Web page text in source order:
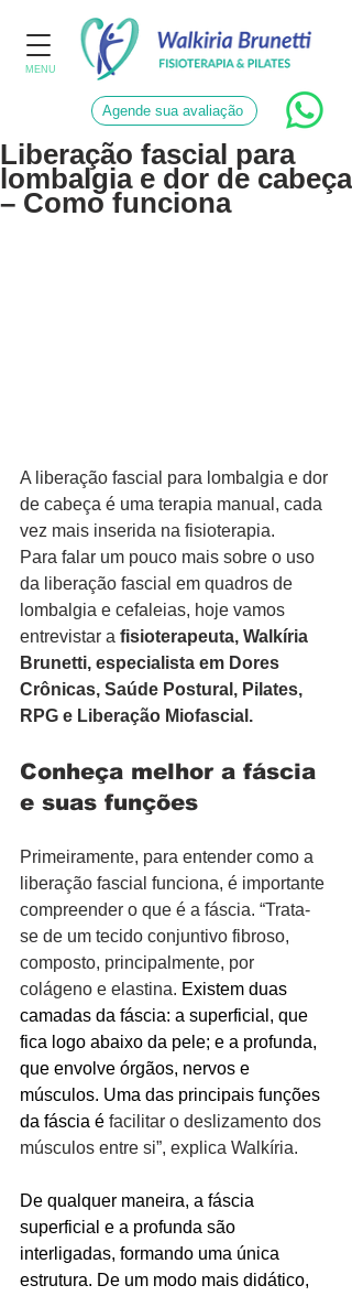
MENU
Agende sua avaliação
Liberação fascial para
lombalgia e dor de cabeça
– Como funciona
A liberação fascial para lombalgia e dor
de cabeça é uma terapia manual, cada
vez mais inserida na fisioterapia.
Para falar um pouco mais sobre o uso
da liberação fascial em quadros de
lombalgia e cefaleias, hoje vamos
entrevistar a fisioterapeuta, Walkíria
Brunetti, especialista em Dores
Crônicas, Saúde Postural, Pilates,
RPG e Liberação Miofascial.
Conheça melhor a fáscia
e suas funções
Primeiramente, para entender como a
liberação fascial funciona, é importante
compreender o que é a fáscia. “Trata-
se de um tecido conjuntivo fibroso,
composto, principalmente, por
colágeno e elastina. Existem duas
camadas da fáscia: a superficial, que
fica logo abaixo da pele; e a profunda,
que envolve órgãos, nervos e
músculos. Uma das principais funções
da fáscia é facilitar o deslizamento dos
músculos entre si”, explica Walkíria.
De qualquer maneira, a fáscia
superficial e a profunda são
interligadas, formando uma única
estrutura. De um modo mais didático,